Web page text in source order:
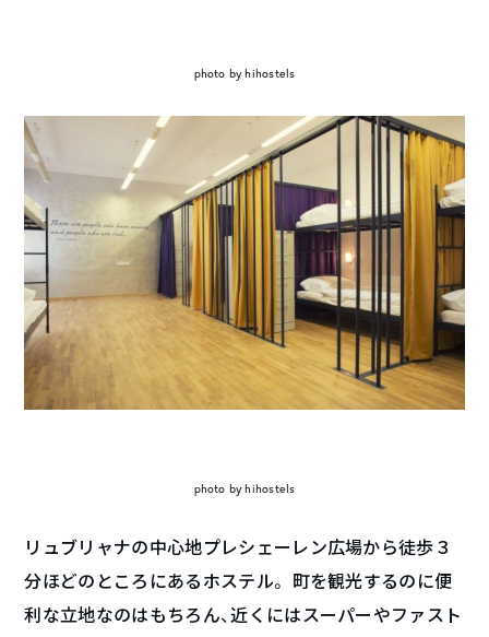
photo by hihostels
photo by hihostels
リュブリャナの中心地プレシェーレン広場から徒歩３
分ほどのところにあるホステル。 町を観光するのに便
利な立地なのはもちろん、近くにはスーパーやファスト